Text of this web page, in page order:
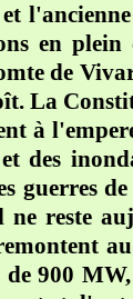
en plein
de
La
à
des
guerres
reste
de 900